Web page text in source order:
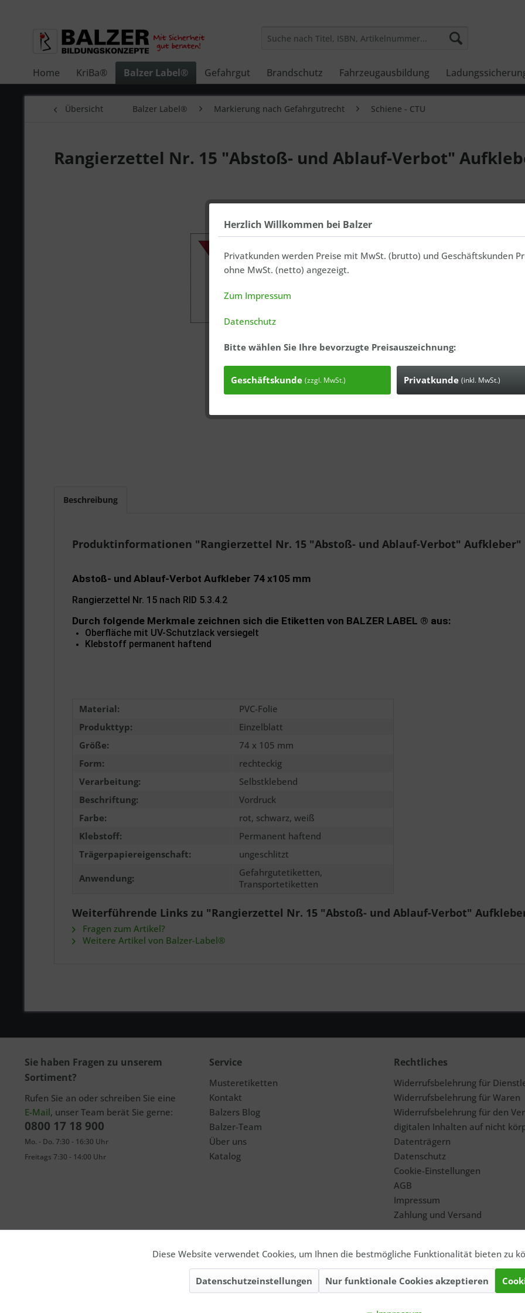
Home KriBa® Balzer Label® Gefahrgut Brandschutz Fahrzeugausbildung
Übersicht Balzer Label® Markierung nach Gefahrgutrecht Schiene - CTU
Rangierzettel Nr. 15 "Abstoß- und Ablauf-Verbot"
Preis
Beschreibung
Produktinformationen "Rangierzettel Nr. 15 "Abstoß- und Ablauf-Verbot" Aufkleber"
Abstoß- und Ablauf-Verbot Aufkleber 74 x105 mm
Rangierzettel Nr. 15 nach RID 5.3.4.2
Durch folgende Merkmale zeichnen sich die Etiketten von BALZER LABEL ® aus:
Oberfläche mit UV-Schutzlack versiegelt
Klebstoff permanent haftend
Material:
PVC-Folie
Produkttyp:
Einzelblatt
Größe:
74 x 105 mm
Form:
rechteckig
Verarbeitung:
Selbstklebend
Beschriftung:
Vordruck
Farbe:
rot, schwarz, weiß
Klebstoff:
Permanent haftend
Trägerpapiereigenschaft:
ungeschlitzt
Anwendung:
Gefahrgutetiketten,
Transportetiketten
Weiterführende Links zu "Rangierzettel Nr. 15 "Abstoß- und Ablauf-Verbot"
Fragen zum Artikel?
Weitere Artikel von Balzer-Label®
Sie haben Fragen zu unserem
Sortiment?
Rufen Sie an oder schreiben Sie eine
E-Mail, unser Team berät Sie gerne:
0800 17 18 900
Mo. - Do. 7:30 - 16:30 Uhr
Freitags 7:30 - 14:00 Uhr
Service
Musteretiketten
Kontakt
Balzers Blog
Balzer-Team
Über uns
Katalog
Rechtliches
Widerrufsbelehrung für
Widerrufsbelehrung für Waren
Widerrufsbelehrung für den
digitalen Inhalten auf nicht
Datenträgern
Datenschutz
Cookie-Einstellungen
AGB
Impressum
Zahlung und Versand
Diese Website verwendet Cookies, um Ihnen die bestmögliche Funktionalität bieten zu
Datenschutzeinstellungen Nur funktionale Cookies akzeptieren
Herzlich Willkommen bei Balzer
Privatkunden werden Preise mit MwSt. (brutto) und Geschäftskunden
ohne MwSt. (netto) angezeigt.
Zum Impressum
Datenschutz
Bitte wählen Sie Ihre bevorzugte Preisauszeichnung:
Geschäftskunde (zzgl. MwSt.) Privatkunde (inkl. MwSt.)